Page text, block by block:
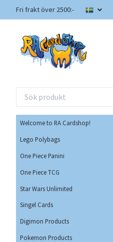
Fri frakt över 2500:-
Welcome to RA Cardshop!
Lego Polybags
One Piece Panini
One Piece TCG
Star Wars Unlimited
Singel Cards
Digimon Products
Pokemon Products